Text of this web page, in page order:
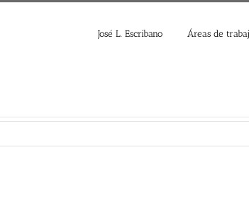
José L. Escribano Áreas de